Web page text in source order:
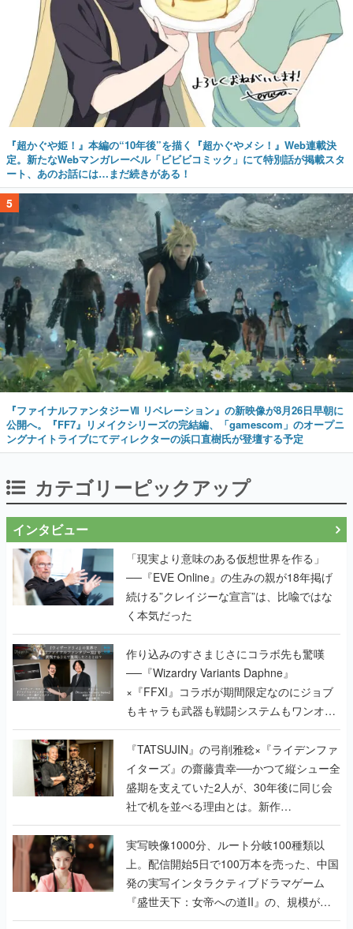
『超かぐや姫！』本編の“10年後”を描く『超かぐやメシ！』Web連載決
定。新たなWebマンガレーベル「ビビビコミック」にて特別話が掲載スタ
ート、あのお話には…まだ続きがある！
5
『ファイナルファンタジーⅦ リベレーション』の新映像が8月26日早朝に
公開へ。『FF7』リメイクシリーズの完結編、「gamescom」のオープニ
ングナイトライブにてディレクターの浜口直樹氏が登壇する予定
カテゴリーピックアップ
インタビュー
「現実より意味のある仮想世界を作る」
──『EVE Online』の生みの親が18年掲げ
続ける”クレイジーな宣言”は、比喩ではな
く本気だった
作り込みのすさまじさにコラボ先も驚嘆
──『Wizardry Variants Daphne』
×『FFXI』コラボが期間限定なのにジョブ
もキャラも武器も戦闘システムもワンオフ
で作り込まれた理由を両ディレクターに聞
く
『TATSUJIN』の弓削雅稔×『ライデンファ
イターズ』の齋藤貴幸──かつて縦シュー全
盛期を支えていた2人が、30年後に同じ会
社で机を並べる理由とは。新作
『TATSUJIN EXTREME』で初タッグを組
んだレジェンド2人に訊く開発秘話
実写映像1000分、ルート分岐100種類以
上。配信開始5日で100万本を売った、中国
発の実写インタラクティブドラマゲーム
『盛世天下：女帝への道II』の、規模が違
うこだわりをプロデューサーに聞いた